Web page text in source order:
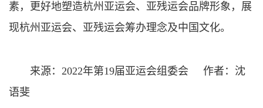
素，更好地塑造杭州亚运会、亚残运会品牌形象，展
现杭州亚运会、亚残运会筹办理念及中国文化。
来源：2022年第19届亚运会组委会 作者：沈
语斐